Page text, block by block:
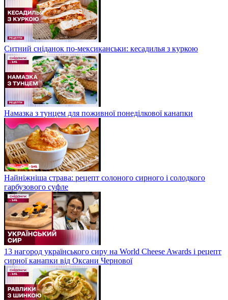
Ситний сніданок по-мексиканськи: кесадилья з куркою
Намазка з тунцем для поживної понеділкової канапки
Найніжніша страва: рецепт солоного сирного і солодкого
гарбузового суфле
13 нагород українського сиру на World Cheese Awards і рецепт
сирної канапки від Оксани Чернової